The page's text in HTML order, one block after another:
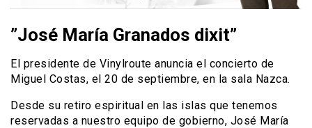
”José María Granados dixit”
El presidente de Vinylroute anuncia el concierto de
Miguel Costas, el 20 de septiembre, en la sala Nazca.
Desde su retiro espiritual en las islas que tenemos
reservadas a nuestro equipo de gobierno, José María